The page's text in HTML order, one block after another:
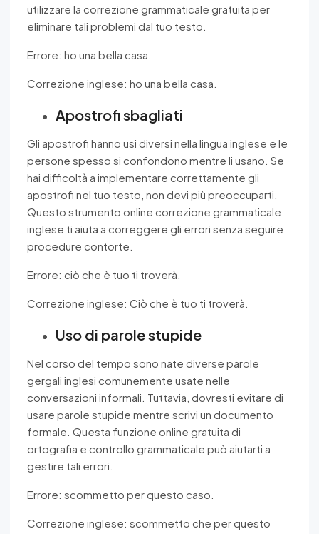
utilizzare la correzione grammaticale gratuita per
eliminare tali problemi dal tuo testo.
Errore: ho una bella casa.
Correzione inglese: ho una bella casa.
Apostrofi sbagliati
Gli apostrofi hanno usi diversi nella lingua inglese e le
persone spesso si confondono mentre li usano. Se
hai difficoltà a implementare correttamente gli
apostrofi nel tuo testo, non devi più preoccuparti.
Questo strumento online correzione grammaticale
inglese ti aiuta a correggere gli errori senza seguire
procedure contorte.
Errore: ciò che è tuo ti troverà.
Correzione inglese: Ciò che è tuo ti troverà.
Uso di parole stupide
Nel corso del tempo sono nate diverse parole
gergali inglesi comunemente usate nelle
conversazioni informali. Tuttavia, dovresti evitare di
usare parole stupide mentre scrivi un documento
formale. Questa funzione online gratuita di
ortografia e controllo grammaticale può aiutarti a
gestire tali errori.
Errore: scommetto per questo caso.
Correzione inglese: scommetto che per questo